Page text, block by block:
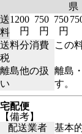
送
料
1200
円
750
円
750
円
送料分消費
税
この
離島他の扱
い
離島
す。
宅配便
【備考】
配送業者
基本